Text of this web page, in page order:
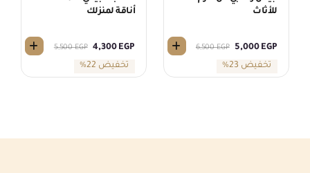
للأثاث
6,500EGP
السعر
الأصلي
5,000 EGP
السعر
الحالي
تخفيض 23%
أناقة لمنزلك
5,500EGP
السعر
الأصلي
4,300 EGP
السعر
الحالي
تخفيض 22%